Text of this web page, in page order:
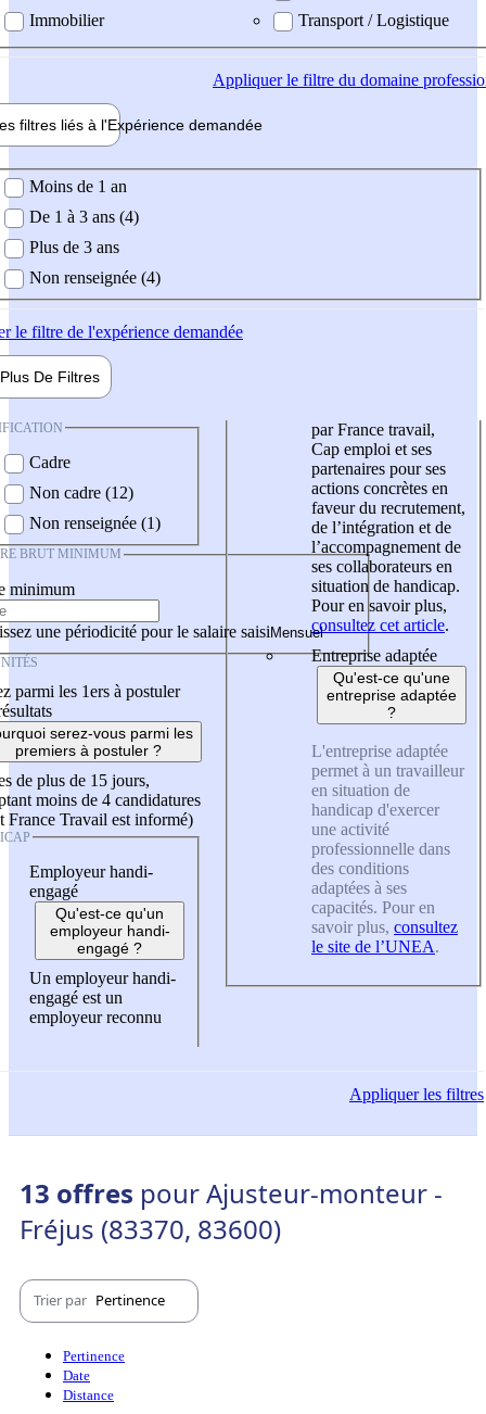
Immobilier
Transport / Logistique
Appliquerle filtre du domaine
filtres liés à l'Expérience demandée
demandée
Moins de 1 an
De 1 à 3 ans (4)
Plus de 3 ans
Non renseignée (4)
le filtre de l'expérience demandée
Plus De Filtres
Cadre
Non cadre (12)
Non renseignée (1)
BRUT MINIMUM
minimum
une périodicité pour le salaire saisi
parmi les 1ers à postuler
serez-vous parmi les
premiers à postuler ?
de plus de 15 jours,
moins de 4 candidatures
France Travail est informé)
Employeur handi-
engagé
Qu'est-ce qu'un
employeur handi-
engagé ?
Un employeur handi-
engagé est un
employeur reconnu
par France travail,
Cap emploi et ses
partenaires pour ses
actions concrètes en
faveur du recrutement,
de l’intégration et de
l’accompagnement de
ses collaborateurs en
situation de handicap.
Pour en savoir plus,
consultez cet article.
Entreprise adaptée
Qu'est-ce qu'une
entreprise adaptée
?
L'entreprise adaptée
permet à un travailleur
en situation de
handicap d'exercer
une activité
professionnelle dans
des conditions
adaptées à ses
capacités. Pour en
savoir plus, consultez
le site de l’UNEA.
Appliquerles filtres
13 offres pour Ajusteur-monteur -
Fréjus (83370, 83600)
Trier par Pertinence
Pertinence
Date
Distance